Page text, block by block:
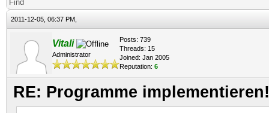
Find
2011-12-05, 06:37 PM,
Vitali
Administrator
Posts: 739
Threads: 15
Joined: Jan 2005
Reputation: 6
RE: Programme